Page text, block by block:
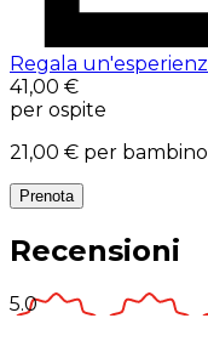
Regala
41,00 €
per ospite
21,00 € per bambino
Prenota
Recensioni
5.0